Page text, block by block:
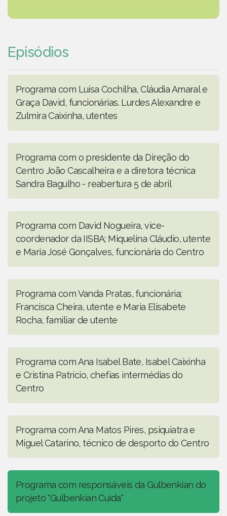
Episódios
Programa com Luísa Cochilha, Cláudia Amaral e
Graça David, funcionárias. Lurdes Alexandre e
Zulmira Caixinha, utentes
Programa com o presidente da Direção do
Centro João Cascalheira e a diretora técnica
Sandra Bagulho - reabertura 5 de abril
Programa com David Nogueira, vice-
coordenador da IISBA; Miquelina Cláudio, utente
e Maria José Gonçalves, funcionária do Centro
Programa com Vanda Pratas, funcionária;
Francisca Cheira, utente e Maria Elisabete
Rocha, familiar de utente
Programa com Ana Isabel Bate, Isabel Caixinha
e Cristina Patrício, chefias intermédias do
Centro
Programa com Ana Matos Pires, psiquiatra e
Miguel Catarino, técnico de desporto do Centro
Programa com responsáveis da Gulbenkian do
projeto "Gulbenkian Cuida"